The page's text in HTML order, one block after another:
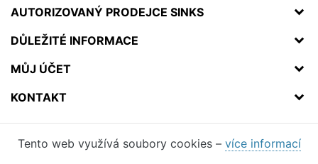
AUTORIZOVANÝ PRODEJCE SINKS
DŮLEŽITÉ INFORMACE
MŮJ ÚČET
KONTAKT
Tento web využívá soubory cookies – více informací